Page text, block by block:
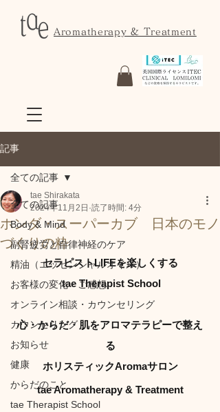
Aromatherapy & Treatment
記事
全ての記事
Body & Mind
副腎疲労と自律神経のケア
精油（エッセンシャルオイル）
お客様の変化・ご感想
オンライン相談・カウンセリング
カウンセリング
お知らせ
健康
からだのこと
tae Therapist School
全ての記事
ホンダ・スーパーカブ 日本のモノ
づくりの粋
tae Shirakata
2024年11月2日 読了時間: 4分
セラピストLIFEを楽しくする
tae Therapist School
心・からだ・肌をアロマテラピーで整え
る
ホリスティックAromaサロン
tae Aromatherapy & Treatment